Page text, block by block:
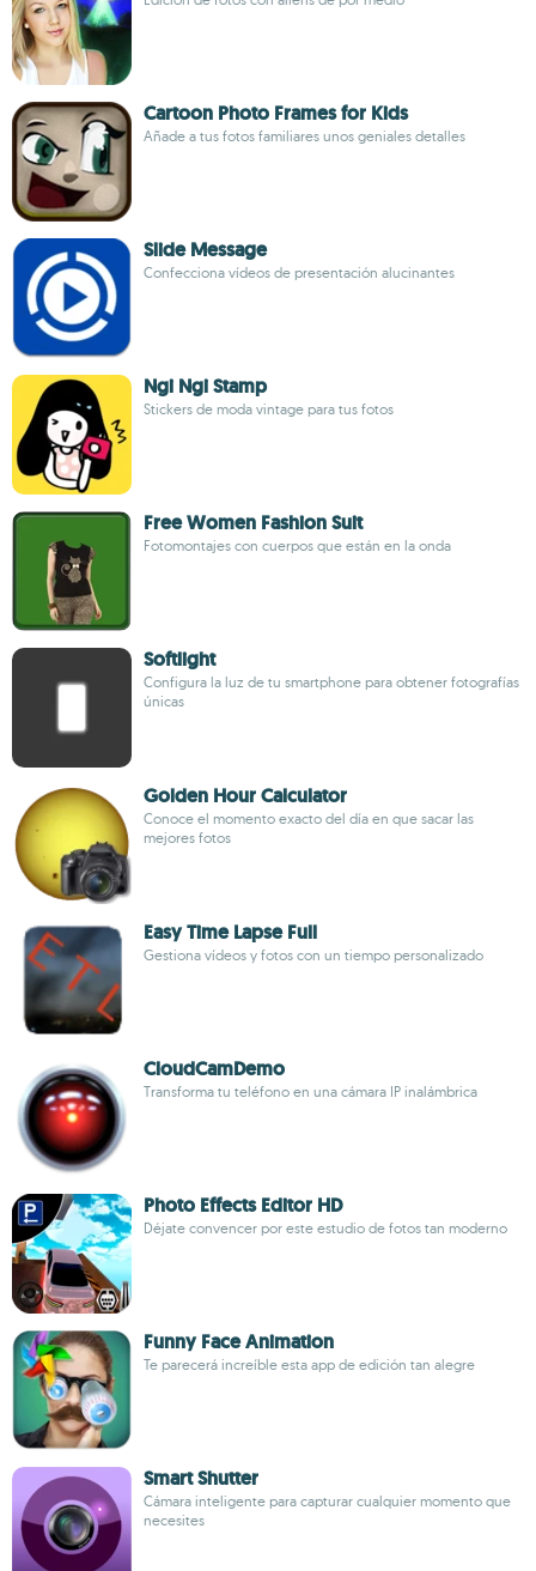
Cartoon Photo Frames for Kids
Añade a tus fotos familiares unos geniales detalles
Slide Message
Confecciona vídeos de presentación alucinantes
Ngi Ngi Stamp
Stickers de moda vintage para tus fotos
Free Women Fashion Suit
Fotomontajes con cuerpos que están en la onda
Softlight
Configura la luz de tu smartphone para obtener fotografías
únicas
Golden Hour Calculator
Conoce el momento exacto del día en que sacar las
mejores fotos
Easy Time Lapse Full
Gestiona vídeos y fotos con un tiempo personalizado
CloudCamDemo
Transforma tu teléfono en una cámara IP inalámbrica
Photo Effects Editor HD
Déjate convencer por este estudio de fotos tan moderno
Funny Face Animation
Te parecerá increíble esta app de edición tan alegre
Smart Shutter
Cámara inteligente para capturar cualquier momento que
necesites